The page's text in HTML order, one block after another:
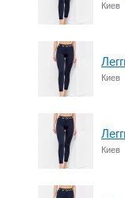
Киев
Киев
Киев